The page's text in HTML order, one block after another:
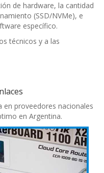
de hardware, la cantidad
(SSD/NVMe), e
específico.
técnicos y a las
en proveedores nacionales
en Argentina.